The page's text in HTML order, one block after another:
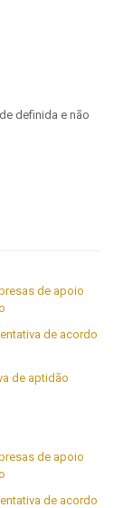
definida e não
de apoio
de acordo
de aptidão
de apoio
de acordo